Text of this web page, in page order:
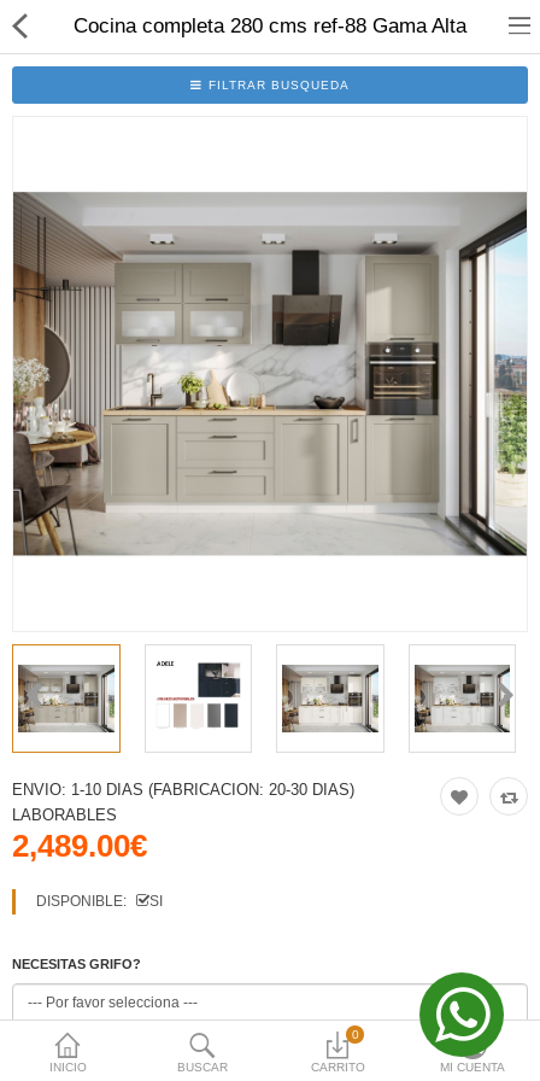
Solicitar Presupuesto
Programa 3D
Electro
Accesorios
Comparar Lista deseos (0)
Moneda
INICIO BUSCAR
0
CARRITO MI CUENTA
Cocina completa 280 cms ref-88 Gama Alta
FILTRAR BUSQUEDA
ENVIO: 1-10 DIAS (FABRICACION: 20-30 DIAS)
LABORABLES
2,489.00€
DISPONIBLE: SI
NECESITAS GRIFO?
NECESITAS FREGADERO? : + INFO